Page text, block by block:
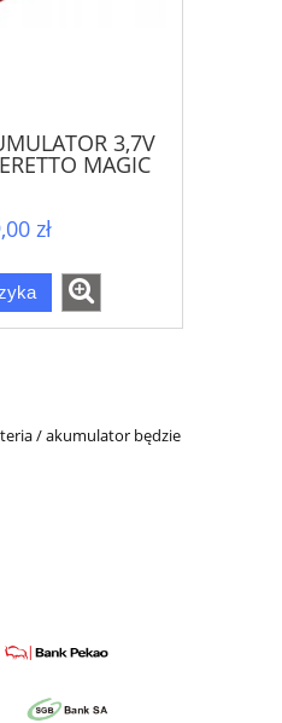
3,7V
MAGIC
zł
/ akumulator będzie